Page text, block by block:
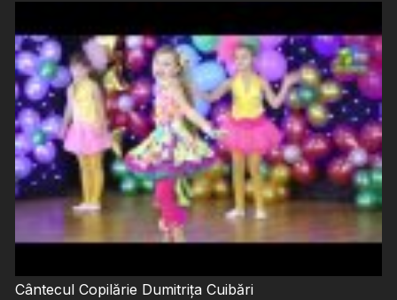
Cântecul Copilărie Dumitrița Cuibări